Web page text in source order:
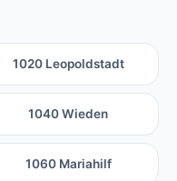
1020 Leopoldstadt
1040 Wieden
1060 Mariahilf